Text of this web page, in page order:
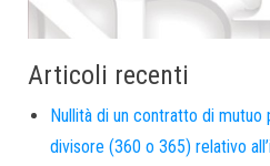
Articoli recenti
Nullità di un contratto di mutuo
divisore (360 o 365) relativo